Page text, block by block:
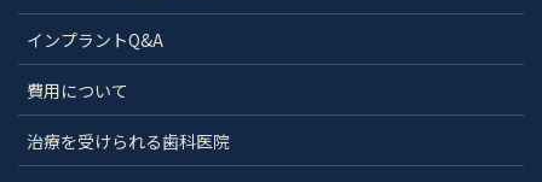
インプラントQ&A
費用について
治療を受けられる歯科医院